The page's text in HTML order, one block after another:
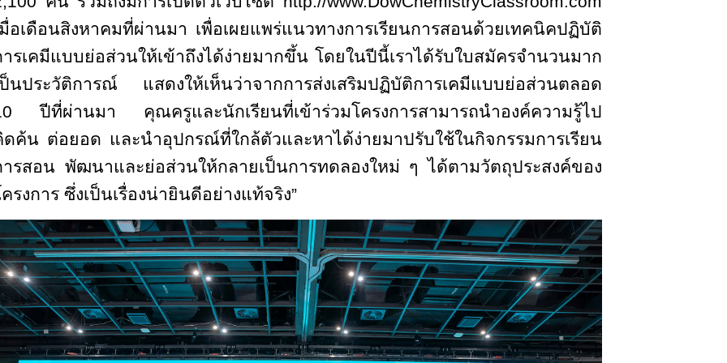
อเดือนสิงหาคมที่ผ่านมา เพื่อเผยแพร่แนวทางการเรียนการสอนด้วยเทคนิคปฏิบัติ
รเคมีแบบย่อส่วนให้เข้าถึงได้ง่ายมากขึ้น โดยในปีนี้เราได้รับใบสมัครจำนวนมาก
นประวัติการณ์ แสดงให้เห็นว่าจากการส่งเสริมปฏิบัติการเคมีแบบย่อส่วนตลอด
ปีที่ผ่านมา คุณครูและนักเรียนที่เข้าร่วมโครงการสามารถนำองค์ความรู้ไป
ค้น ต่อยอด และนำอุปกรณ์ที่ใกล้ตัวและหาได้ง่ายมาปรับใช้ในกิจกรรมการเรียน
รสอน พัฒนาและย่อส่วนให้กลายเป็นการทดลองใหม่ ๆ ได้ตามวัตถุประสงค์ของ
รงการ ซึ่งเป็นเรื่องน่ายินดีอย่างแท้จริง”